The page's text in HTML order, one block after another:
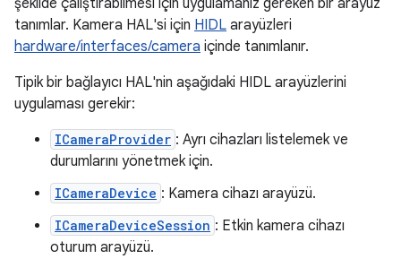
şekilde çalıştırabilmesi için uygulamanız gereken bir arayüz
tanımlar. Kamera HAL'si için HIDL arayüzleri
hardware/interfaces/camera içinde tanımlanır.
Tipik bir bağlayıcı HAL'nin aşağıdaki HIDL arayüzlerini
uygulaması gerekir:
ICameraProvider : Ayrı cihazları listelemek ve
durumlarını yönetmek için.
ICameraDevice : Kamera cihazı arayüzü.
ICameraDeviceSession : Etkin kamera cihazı
oturum arayüzü.